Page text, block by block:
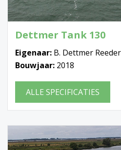
Dettmer Tank 130
Eigenaar: B. Dettmer
Bouwjaar: 2018
ALLE SPECIFICATIES